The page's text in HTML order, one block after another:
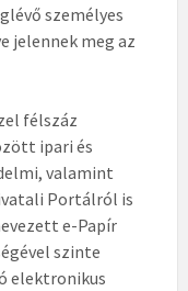
személyes
jelennek meg az
félszáz
ipari és
valamint
Portálról is
e-Papír
szinte
elektronikus